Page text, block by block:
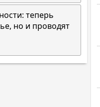
теперь
но и проводят